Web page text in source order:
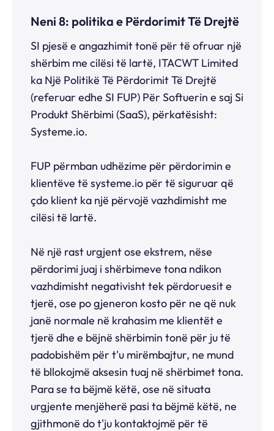
Neni 8: politika e Përdorimit Të Drejtë
SI pjesë e angazhimit tonë për të ofruar një
shërbim me cilësi të lartë, ITACWT Limited
ka Një Politikë Të Përdorimit Të Drejtë
(referuar edhe SI FUP) Për Softuerin e saj Si
Produkt Shërbimi (SaaS), përkatësisht:
Systeme.io.
FUP përmban udhëzime për përdorimin e
klientëve të systeme.io për të siguruar që
çdo klient ka një përvojë vazhdimisht me
cilësi të lartë.
Në një rast urgjent ose ekstrem, nëse
përdorimi juaj i shërbimeve tona ndikon
vazhdimisht negativisht tek përdoruesit e
tjerë, ose po gjeneron kosto për ne që nuk
janë normale në krahasim me klientët e
tjerë dhe e bëjnë shërbimin tonë për ju të
padobishëm për t'u mirëmbajtur, ne mund
të bllokojmë aksesin tuaj në shërbimet tona.
Para se ta bëjmë këtë, ose në situata
urgjente menjëherë pasi ta bëjmë këtë, ne
gjithmonë do t'ju kontaktojmë për të